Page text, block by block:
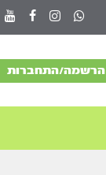
הרשמה/התחברות